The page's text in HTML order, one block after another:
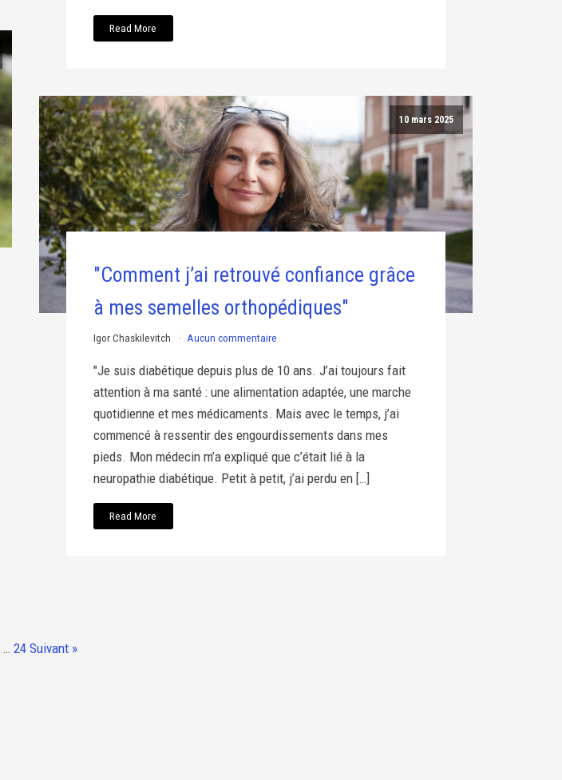
Read More
10 mars 2025
"Comment j’ai retrouvé confiance grâce
à mes semelles orthopédiques"
Igor Chaskilevitch Aucun commentaire
"Je suis diabétique depuis plus de 10 ans. J’ai toujours fait
attention à ma santé : une alimentation adaptée, une marche
quotidienne et mes médicaments. Mais avec le temps, j’ai
commencé à ressentir des engourdissements dans mes
pieds. Mon médecin m’a expliqué que c’était lié à la
neuropathie diabétique. Petit à petit, j’ai perdu en […]
Read More
… 24 Suivant »